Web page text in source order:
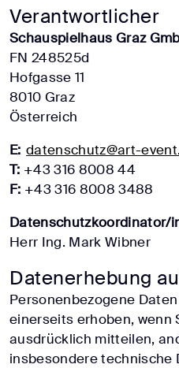
Verantwortlicher
Schauspielhaus Graz
FN 248525d
Hofgasse 11
8010 Graz
Österreich
E: datenschutz@art-
T: +43 316 8008 44
F: +43 316 8008 3488
Datenschutzkoordinator/
Herr Ing. Mark Wibner
Datenerhebung
Personenbezogene
einerseits erhoben, wenn
ausdrücklich mitteilen,
insbesondere